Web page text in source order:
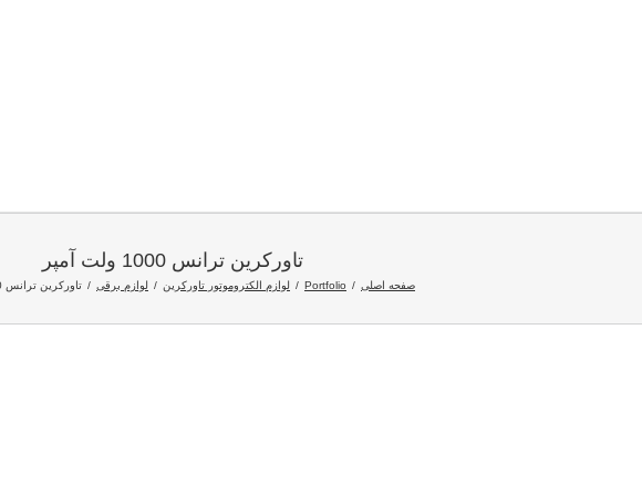
تاورکرین ترانس 1000 ولت آمپر
صفحه اصلی Portfolio لوازم الکتروموتور تاورکرین لوازم برقی تاورکرین ترانس 1000 ولت آمپر